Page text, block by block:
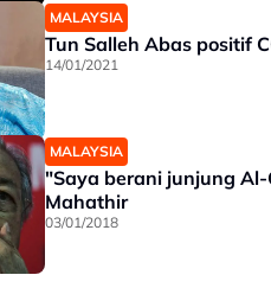
MALAYSIA
Tun Salleh Abas positif
14/01/2021
MALAYSIA
"Saya berani junjung
Mahathir
03/01/2018